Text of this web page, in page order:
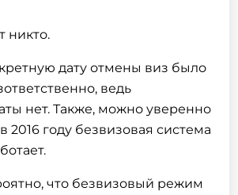
никто.
дату отмены виз было
ведь
нет. Также, можно уверенно
2016 году безвизовая система
что безвизовый режим